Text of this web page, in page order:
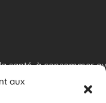
aux
santé, à consommer